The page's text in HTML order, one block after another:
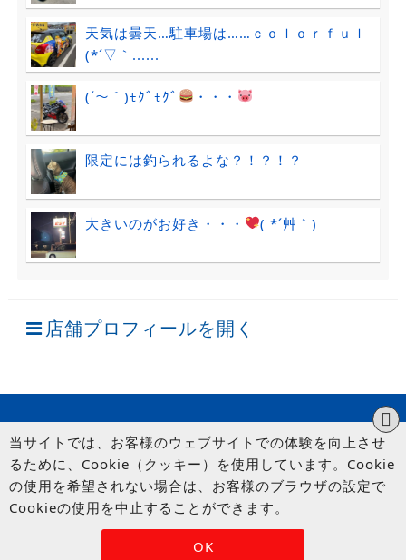
天気は曇天…駐車場は……ｃｏｌｏｒｆｕｌ
(*´▽｀......
(´～｀)ﾓｸﾞﾓｸﾞ ・・・
限定には釣られるよな？！？！？
大きいのがお好き・・・ ( *´艸｀)
店舗プロフィールを開く
© UP GARAGE GROUP Co., Ltd.
OK
当サイトでは、お客様のウェブサイトでの体験を向上させ
るために、Cookie（クッキー）を使用しています。Cookie
の使用を希望されない場合は、お客様のブラウザの設定で
Cookieの使用を中止することができます。